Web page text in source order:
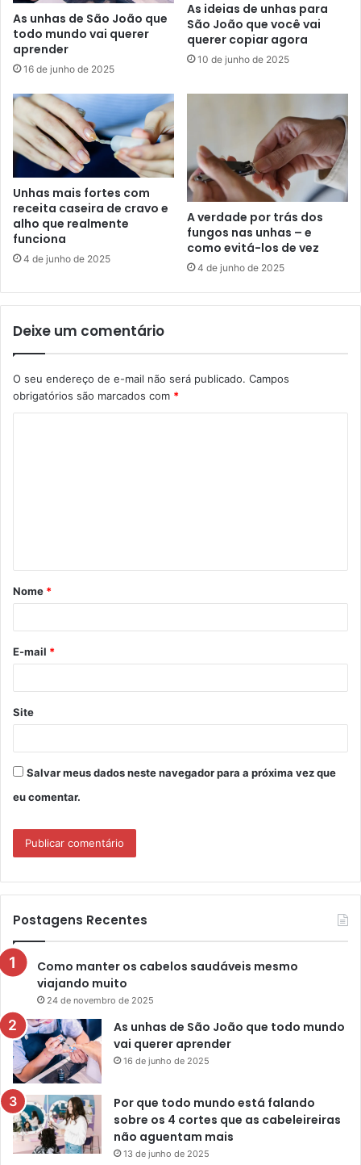
As unhas de São João que
todo mundo vai querer
aprender
16 de junho de 2025
As ideias de unhas para
São João que você vai
querer copiar agora
10 de junho de 2025
Unhas mais fortes com
receita caseira de cravo e
alho que realmente
funciona
4 de junho de 2025
A verdade por trás dos
fungos nas unhas – e
como evitá-los de vez
4 de junho de 2025
Deixe um comentário
O seu endereço de e-mail não será publicado. Campos
obrigatórios são marcados com *
á
r
*
Nome *
E-mail *
Site
Salvar meus dados neste navegador para a próxima vez que
eu comentar.
Postagens Recentes
Como manter os cabelos saudáveis mesmo
viajando muito
24 de novembro de 2025
As unhas de São João que todo mundo
vai querer aprender
16 de junho de 2025
Por que todo mundo está falando
sobre os 4 cortes que as cabeleireiras
não aguentam mais
13 de junho de 2025